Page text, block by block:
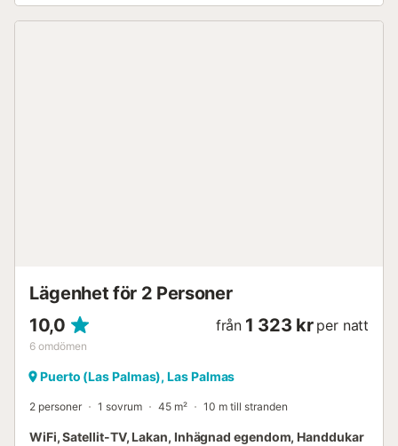
Lägenhet för 2 Personer
10,0
6 omdömen
från 1 323 kr per natt
Puerto (Las Palmas), Las Palmas
2 personer 1 sovrum 45 m² 10 m till stranden
WiFi, Satellit-TV, Lakan, Inhägnad egendom, Handdukar